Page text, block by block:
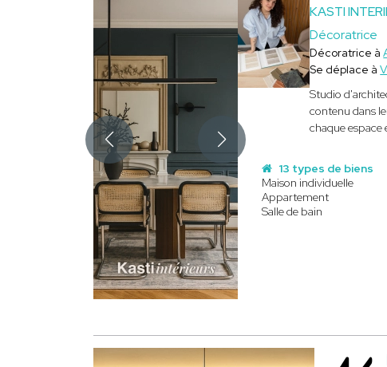
KASTI
Décoratrice
Décoratrice à
Se déplace à
Studio
contenu dans
chaque
13 types de biens
Maison individuelle
Appartement
Salle de bain